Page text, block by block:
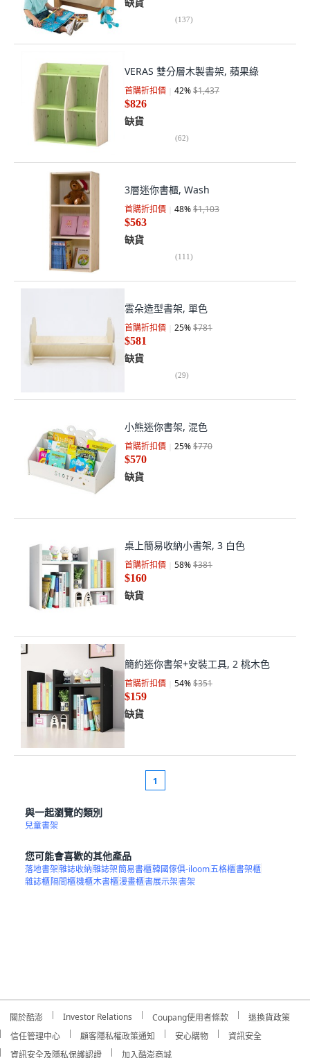
(137)
VERAS 雙分層木製書架, 蘋果綠
首購折扣價 42%$1,437
$826
缺貨
(62)
3層迷你書櫃, Wash
首購折扣價 48%$1,103
$563
缺貨
(111)
雲朵造型書架, 單色
首購折扣價 25%$781
$581
缺貨
(29)
小熊迷你書架, 混色
首購折扣價 25%$770
$570
缺貨
桌上簡易收納小書架, 3 白色
首購折扣價 58%$381
$160
缺貨
簡約迷你書架+安裝工具, 2 桃木色
首購折扣價 54%$351
$159
缺貨
1
與一起瀏覽的類別
兒童書架
您可能會喜歡的其他產品
落地書架雜誌收納雜誌架簡易書櫃韓國傢俱-iloom五格櫃書架櫃
雜誌櫃隔間櫃機櫃木書櫃漫畫櫃書展示架書架
關於酷澎 Investor Relations Coupang使用者條款
退換貨政策
信任管理中心
顧客隱私權政策通知 安心購物
資訊安全
資訊安全及隱私保護認證
加入酷澎商城